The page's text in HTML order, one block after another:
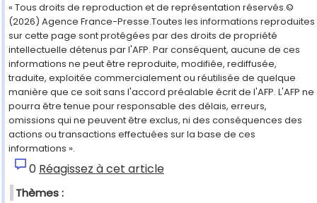
« Tous droits de reproduction et de représentation réservés.©
(2026) Agence France-Presse.Toutes les informations reproduites
sur cette page sont protégées par des droits de propriété
intellectuelle détenus par l'AFP. Par conséquent, aucune de ces
informations ne peut être reproduite, modifiée, rediffusée,
traduite, exploitée commercialement ou réutilisée de quelque
manière que ce soit sans l'accord préalable écrit de l'AFP. L'AFP ne
pourra être tenue pour responsable des délais, erreurs,
omissions qui ne peuvent être exclus, ni des conséquences des
actions ou transactions effectuées sur la base de ces
informations ».
0 Réagissez à cet article
Thèmes :